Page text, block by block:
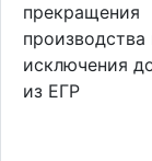
прекращения
производства
исключения
из ЕГР